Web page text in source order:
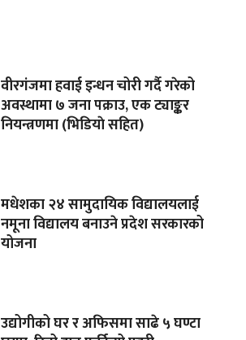
वीरगंजमा हवाई इन्धन चोरी गर्दै गरेको
अवस्थामा ७ जना पक्राउ, एक ट्याङ्कर
नियन्त्रणमा (भिडियाे सहित)
मधेशका २४ सामुदायिक विद्यालयलाई
नमूना विद्यालय बनाउने प्रदेश सरकारको
योजना
उद्योगीको घर र अफिसमा साढे ५ घण्टा